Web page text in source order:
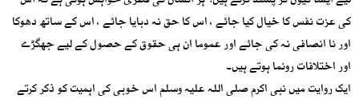
کی عزت نفس کا خیال کیا جائے ، اس کا حق نہ دبایا جائے ، اس کے ساتھ دھوکا
اور نا انصافی نہ کی جائے اور عموما ان ہی حقوق کے حصول کے لیے جھگڑے
اور اختلافات رونما ہوتے ہیں۔
ایک روایت میں نبی اکرم صلی اللہ علیہ وسلم اس خوبی کی اہمیت کو ذکر کرتے